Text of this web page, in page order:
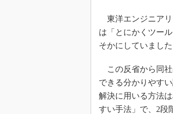
東洋エンジニアリ
は「とにかくツー
そかにしていまし
この反省から同社
できる分かりやす
解決に用いる方法
すい手法」で、2段